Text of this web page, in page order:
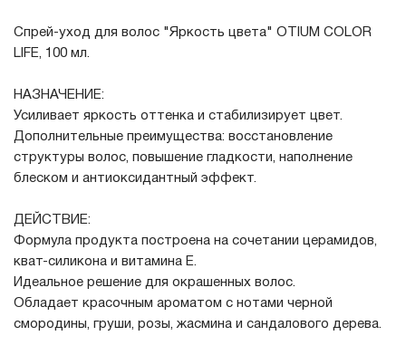
Спрей-уход для волос "Яркость цвета" OTIUM COLOR
LIFE, 100 мл.
НАЗНАЧЕНИЕ:
Усиливает яркость оттенка и стабилизирует цвет.
Дополнительные преимущества: восстановление
структуры волос, повышение гладкости, наполнение
блеском и антиоксидантный эффект.
ДЕЙСТВИЕ:
Формула продукта построена на сочетании церамидов,
кват-силикона и витамина Е.
Идеальное решение для окрашенных волос.
Обладает красочным ароматом с нотами черной
смородины, груши, розы, жасмина и сандалового дерева.